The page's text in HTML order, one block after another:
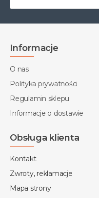
Informacje
O nas
Polityka prywatności
Regulamin sklepu
Informacje o dostawie
Obsługa klienta
Kontakt
Zwroty, reklamacje
Mapa strony